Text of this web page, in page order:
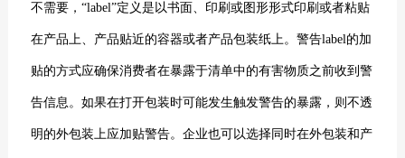
不需要，“label”定义是以书面、印刷或图形形式印刷或者粘贴
在产品上、产品贴近的容器或者产品包装纸上。警告label的加
贴的方式应确保消费者在暴露于清单中的有害物质之前收到警
告信息。如果在打开包装时可能发生触发警告的暴露，则不透
明的外包装上应加贴警告。企业也可以选择同时在外包装和产